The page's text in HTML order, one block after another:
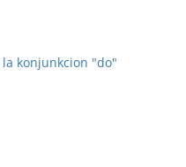
konjunkcion "do"